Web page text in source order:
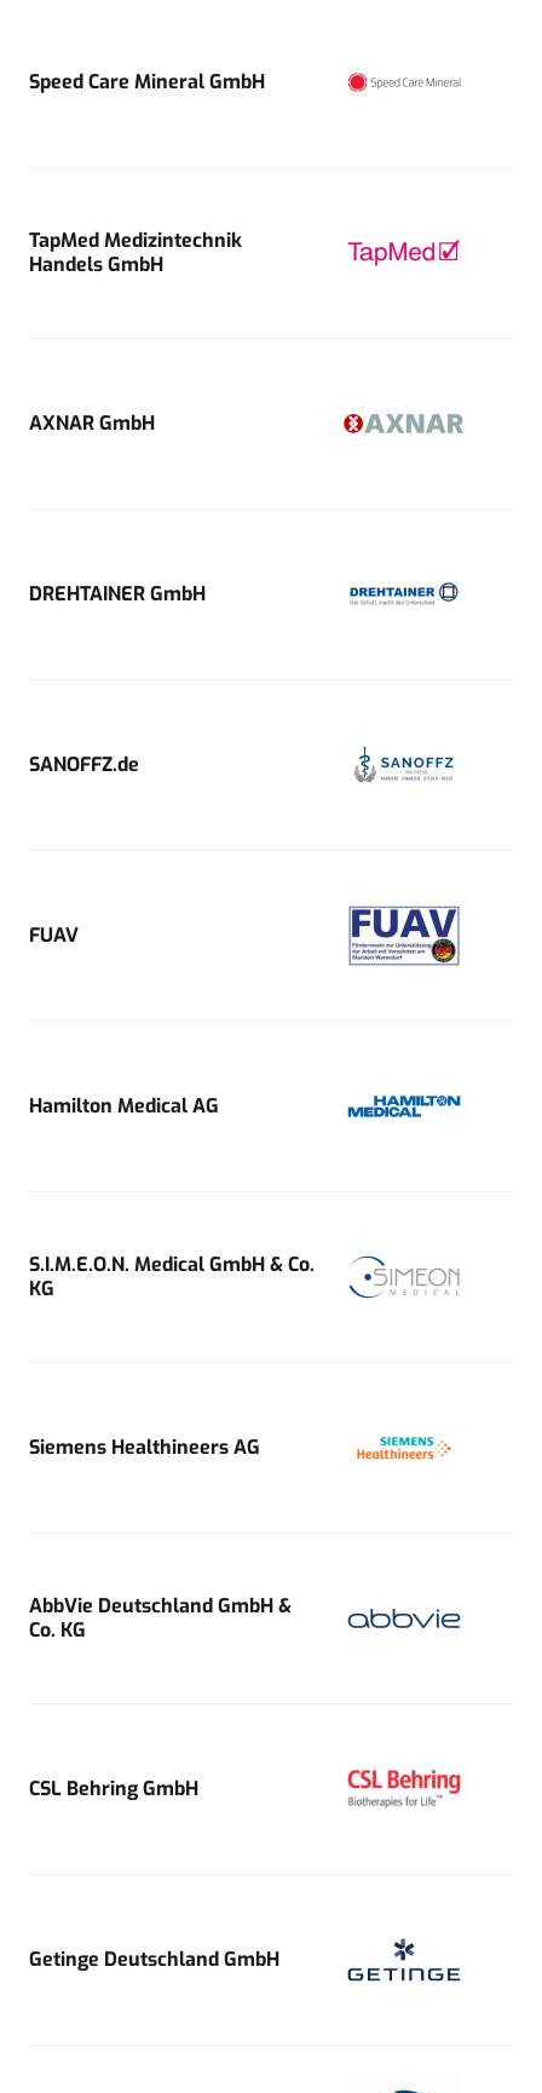
Speed Care Mineral GmbH
TapMed Medizintechnik
Handels GmbH
AXNAR GmbH
DREHTAINER GmbH
SANOFFZ.de
FUAV
Hamilton Medical AG
S.I.M.E.O.N. Medical GmbH & Co.
KG
Siemens Healthineers AG
AbbVie Deutschland GmbH &
Co. KG
CSL Behring GmbH
Getinge Deutschland GmbH